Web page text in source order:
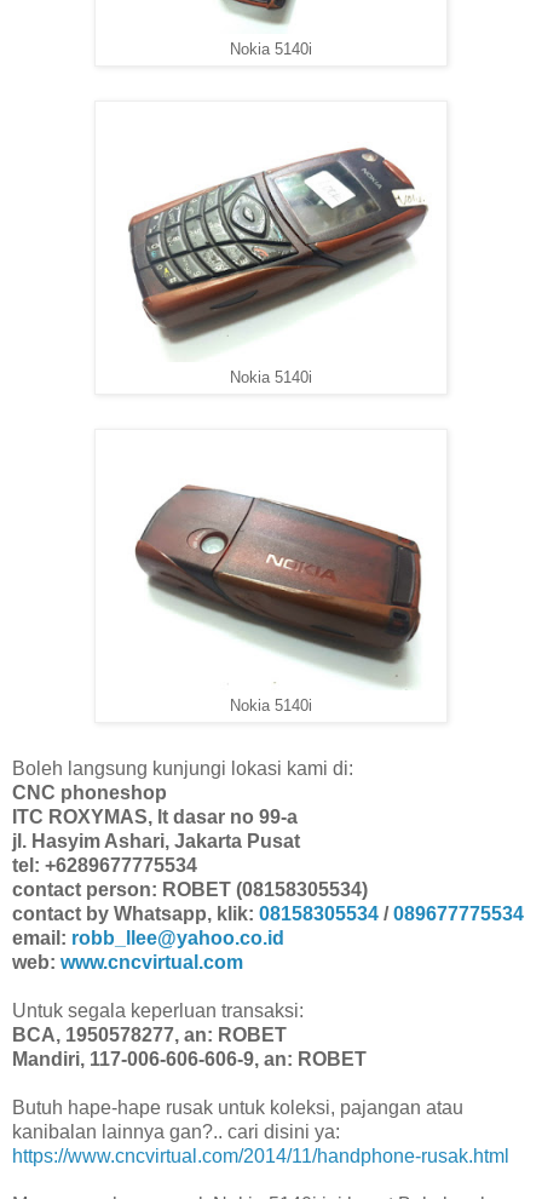
Nokia 5140i
Nokia 5140i
Nokia 5140i
Boleh langsung kunjungi lokasi kami di:
CNC phoneshop
ITC ROXYMAS, lt dasar no 99-a
jl. Hasyim Ashari, Jakarta Pusat
tel: +6289677775534
contact person: ROBET (08158305534)
contact by Whatsapp, klik: 08158305534 /089677775534
email: robb_llee@yahoo.co.id
web: www.cncvirtual.com
Untuk segala keperluan transaksi:
BCA, 1950578277, an: ROBET
Mandiri, 117-006-606-606-9, an: ROBET
Butuh hape-hape rusak untuk koleksi, pajangan atau
kanibalan lainnya gan?.. cari disini ya:
https://www.cncvirtual.com/2014/11/handphone-rusak.html